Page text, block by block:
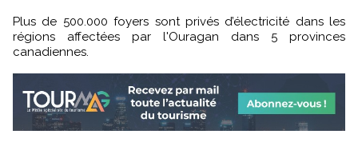
Plus de 500.000 foyers sont privés d’électricité dans les
régions affectées par l'Ouragan dans 5 provinces
canadiennes.